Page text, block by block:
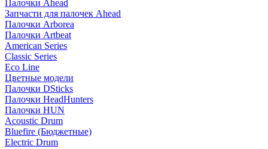
Палочки Ahead
Запчасти для палочек Ahead
Палочки Arborea
Палочки Artbeat
American Series
Classic Series
Eco Line
Цветные модели
Палочки DSticks
Палочки HeadHunters
Палочки HUN
Acoustic Drum
Bluefire (Бюджетные)
Electric Drum